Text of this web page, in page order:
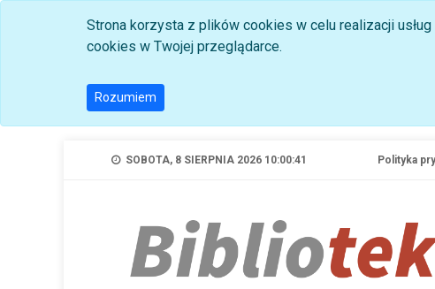
Strona korzysta z plików cookies w celu realizacji
cookies w Twojej przeglądarce.
Rozumiem
SOBOTA, 8 SIERPNIA 2026 10:00:42 Polityka